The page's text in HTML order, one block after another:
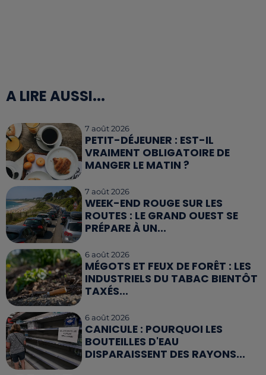
A LIRE AUSSI...
7 août 2026
PETIT-DÉJEUNER : EST-IL
VRAIMENT OBLIGATOIRE DE
MANGER LE MATIN ?
7 août 2026
WEEK-END ROUGE SUR LES
ROUTES : LE GRAND OUEST SE
PRÉPARE À UN...
6 août 2026
MÉGOTS ET FEUX DE FORÊT : LES
INDUSTRIELS DU TABAC BIENTÔT
TAXÉS...
6 août 2026
CANICULE : POURQUOI LES
BOUTEILLES D'EAU
DISPARAISSENT DES RAYONS...